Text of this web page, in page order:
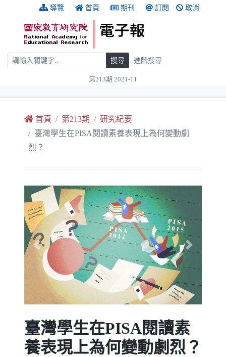
跳到主要內容 導覽 首頁 期刊 訂閱 取消
搜尋 搜尋 進階搜尋
第213期 2021-11
首頁 第213期
研究紀要
臺灣學生在PISA閱讀素養表現上為何變動劇
烈？
Previous Next
臺灣學生在PISA閱讀素
養表現上為何變動劇烈？